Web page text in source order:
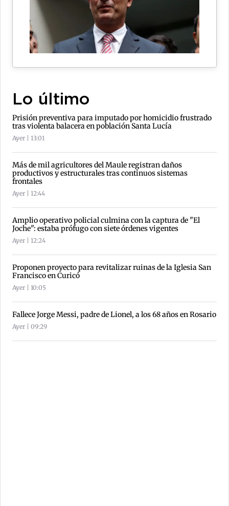
Lo último
Prisión preventiva para imputado por homicidio frustrado
tras violenta balacera en población Santa Lucía
Ayer | 13:01
Más de mil agricultores del Maule registran daños
productivos y estructurales tras continuos sistemas
frontales
Ayer | 12:44
Amplio operativo policial culmina con la captura de "El
Joche": estaba prófugo con siete órdenes vigentes
Ayer | 12:24
Proponen proyecto para revitalizar ruinas de la Iglesia San
Francisco en Curicó
Ayer | 10:05
Fallece Jorge Messi, padre de Lionel, a los 68 años en Rosario
Ayer | 09:29